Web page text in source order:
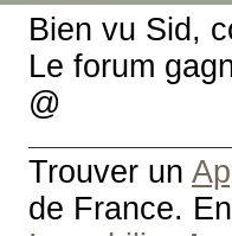
Bien vu Sid,
Le forum
@
Trouver un
de France.